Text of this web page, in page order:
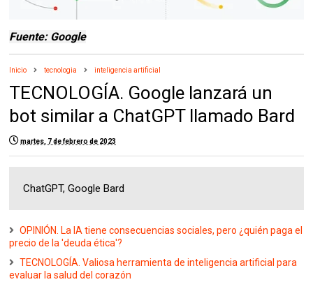
Fuente: Google
Inicio tecnologia inteligencia artificial
TECNOLOGÍA. Google lanzará un
bot similar a ChatGPT llamado Bard
martes, 7 de febrero de 2023
ChatGPT, Google Bard
OPINIÓN. La IA tiene consecuencias sociales, pero ¿quién paga el
precio de la 'deuda ética'?
TECNOLOGÍA. Valiosa herramienta de inteligencia artificial para
evaluar la salud del corazón